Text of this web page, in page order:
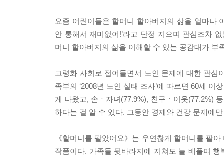
요즘 어린이들은 할머니 할아버지의 삶을 얼마나
안 통해서 재미없어!’라고 단정 지으며 관심조차
머니 할아버지의 삶을 이해할 수 있는 공감대가 부
고령화 사회로 접어들면서 노인 문제에 대한 관
족부의 ‘2008년 노인 실태 조사’에 따르면 60세
게 나왔고, 손ㆍ자녀(77.9%), 친구ㆍ이웃(77.2%)
하다는 걸 알 수 있다. 그동안 경제와 건강 문제에
《할머니를 팔았어요》는 우연찮게 할머니를 팔
작품이다. 가족들 뒷바라지에 지쳐도 늘 베풀며